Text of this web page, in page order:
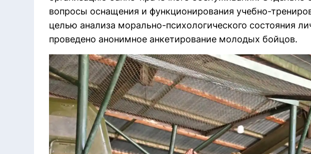
вопросы оснащения и функционирования учебно-
целью анализа морально-психологического состояния
проведено анонимное анкетирование молодых бойцов.